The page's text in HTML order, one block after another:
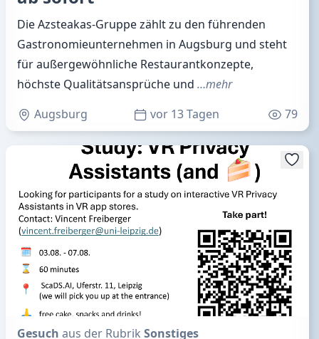
Die Azsteakas-Gruppe zählt zu den führenden
Gastronomieunternehmen in Augsburg und steht
für außergewöhnliche Restaurantkonzepte,
höchste Qualitätsansprüche und …mehr
Augsburg
vor 13 Tagen 79
Gesuch aus der Rubrik Sonstiges